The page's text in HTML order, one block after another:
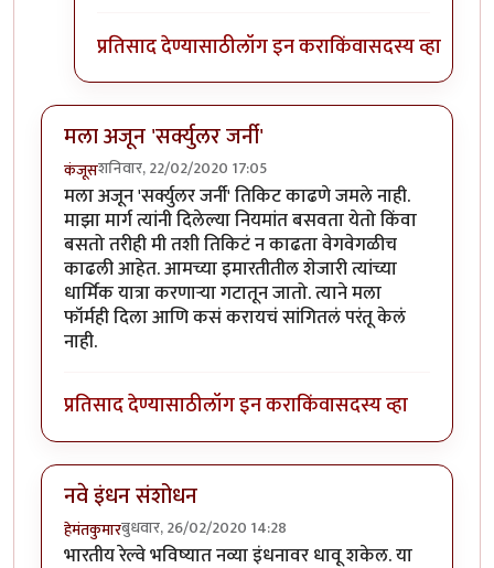
प्रतिसाद देण्यासाठीलॉग इन कराकिंवासदस्य व्हा
मला अजून 'सर्क्युलर जर्नी'
कंजूसशनिवार, 22/02/2020 17:05
मला अजून 'सर्क्युलर जर्नी' तिकिट काढणे जमले नाही.
माझा मार्ग त्यांनी दिलेल्या नियमांत बसवता येतो किंवा
बसतो तरीही मी तशी तिकिटं न काढता वेगवेगळीच
काढली आहेत. आमच्या इमारतीतील शेजारी त्यांच्या
धार्मिक यात्रा करणाऱ्या गटातून जातो. त्याने मला
फॉर्मही दिला आणि कसं करायचं सांगितलं परंतू केलं
नाही.
प्रतिसाद देण्यासाठीलॉग इन कराकिंवासदस्य व्हा
नवे इंधन संशोधन
हेमंतकुमारबुधवार, 26/02/2020 14:28
भारतीय रेल्वे भविष्यात नव्या इंधनावर धावू शकेल. या